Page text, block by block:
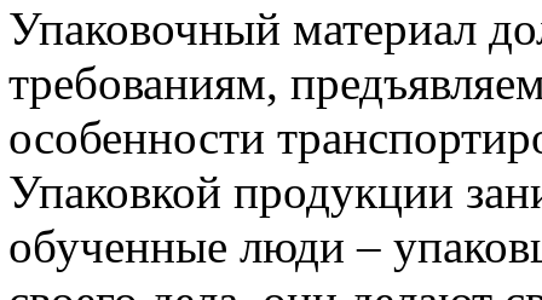
Упаковочный материал
требованиям,
особенности
Упаковкой продукции
обученные люди –